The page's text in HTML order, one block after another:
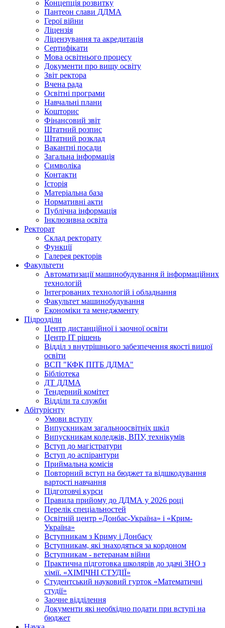
Концепція розвитку
Пантеон слави ДДМА
Герої війни
Ліцензія
Ліцензування та акредитація
Сертифікати
Мова освітнього процесу
Документи про вищу освіту
Звіт ректора
Вчена рада
Освітні програми
Навчальні плани
Кошторис
Фінансовий звіт
Штатний розпис
Штатний розклад
Вакантні посади
Загальна інформація
Символіка
Контакти
Історія
Матеріальна база
Нормативні акти
Публічна інформація
Інклюзивна освіта
Ректорат
Склад ректорату
Функції
Галерея ректорів
Факультети
Автоматизації машинобудування й інформаційних
технологій
Інтегрованих технологій і обладнання
Факультет машинобудування
Економіки та менеджменту
Підрозділи
Центр дистанційної і заочної освіти
Центр ІТ рішень
Відділ з внутрішнього забезпечення якості вищої
освіти
ВСП "КФК ПІТБ ДДМА"
Бібліотека
ДТ ДДМА
Тендерний комітет
Відділи та служби
Абітурієнту
Умови вступу
Випускникам загальноосвітніх шкіл
Випускникам коледжів, ВПУ, технікумів
Вступ до магістратури
Вступ до аспірантури
Приймальна комісія
Повторний вступ на бюджет та відшкодування
вартості навчання
Підготовчі курси
Правила прийому до ДДМА у 2026 році
Перелік спеціальностей
Освітній центр «Донбас-Україна» і «Крим-
Україна»
Вступникам з Криму і Донбасу
Вступникам, які знаходяться за кордоном
Вступникам - ветеранам війни
Практична підготовка школярів до здачі ЗНО з
хімії. «ХІМІЧНІ СТУДІЇ»
Студентський науковий гурток «Математичні
студії»
Заочне відділення
Документи які необхідно подати при вступі на
бюджет